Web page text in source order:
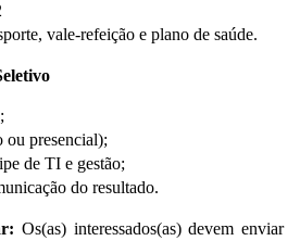
vale-refeição e plano de saúde.
ou presencial);
de TI e gestão;
do resultado.
Os(as) interessados(as) devem enviar